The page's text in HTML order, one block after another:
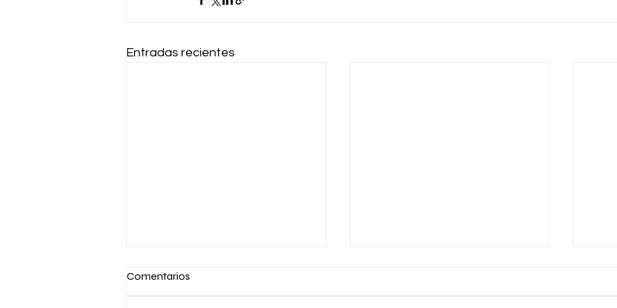
Entradas recientes
Comentarios